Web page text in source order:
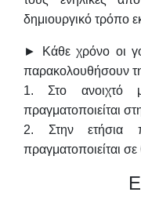
δημιουργικό τρόπο
► Κάθε χρόνο οι
παρακολουθήσουν
1. Στο ανοιχτό
πραγματοποιείται
2. Στην ετήσια
πραγματοποιείται